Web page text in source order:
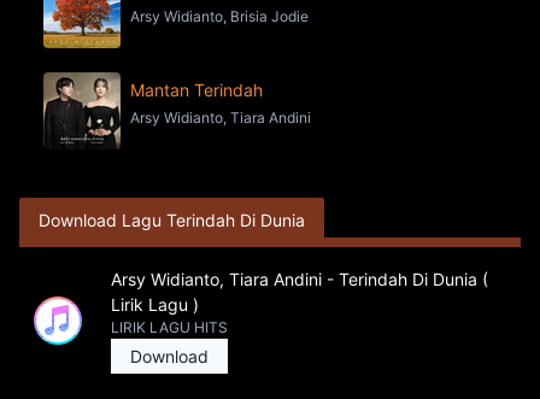
Arsy Widianto, Brisia Jodie
Mantan Terindah
Arsy Widianto, Tiara Andini
Download Lagu Terindah Di Dunia
Arsy Widianto, Tiara Andini - Terindah Di Dunia (
Lirik Lagu )
LIRIK LAGU HITS
Download